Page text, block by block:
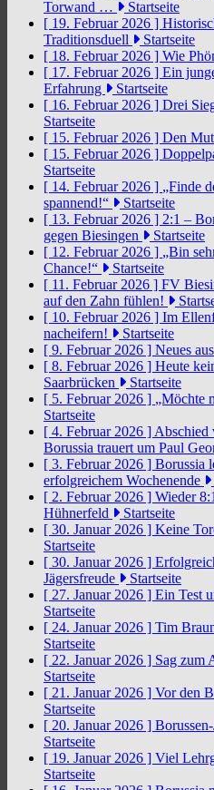
Torwand …
Startseite
[ 19. Februar 2026 ]
Traditionsduell
Startseite
[ 18. Februar 2026 ] Wie
[ 17. Februar 2026 ] Ein
Erfahrung
Startseite
[ 16. Februar 2026 ] Drei
Startseite
[ 15. Februar 2026 ] Den
[ 15. Februar 2026 ]
Startseite
[ 14. Februar 2026 ] „Finde
spannend!“
Startseite
[ 13. Februar 2026 ] 2:1 –
gegen Biesingen
Startseite
[ 12. Februar 2026 ] „Bin
Chance!“
Startseite
[ 11. Februar 2026 ] FV
auf den Zahn fühlen!
[ 10. Februar 2026 ] Im
nacheifern!
Startseite
[ 9. Februar 2026 ] Neues
[ 8. Februar 2026 ] Heute
Saarbrücken
Startseite
[ 5. Februar 2026 ] „Möchte
Startseite
[ 4. Februar 2026 ] Abschied
Borussia trauert um Paul
[ 3. Februar 2026 ] Borussia
erfolgreichem Wochenende
[ 2. Februar 2026 ] Wieder
Hühnerfeld
Startseite
[ 30. Januar 2026 ] Keine
Startseite
[ 30. Januar 2026 ]
Jägersfreude
Startseite
[ 27. Januar 2026 ] Ein Test
Startseite
[ 24. Januar 2026 ] Tim
Startseite
[ 22. Januar 2026 ] Sag zum
Startseite
[ 21. Januar 2026 ] Vor den
Startseite
[ 20. Januar 2026 ]
Startseite
[ 19. Januar 2026 ] Viel
Startseite